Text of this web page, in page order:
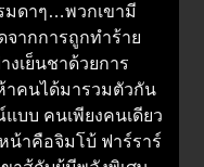
มดาๆ…พวกเขามี
ากการถูกทำร้าย
เย็นชาด้วยการ
าคนได้มารวมตัวกัน
บบ คนเพียงคนเดียว
น้าคือจิมโบ้ ฟาร์ราร์